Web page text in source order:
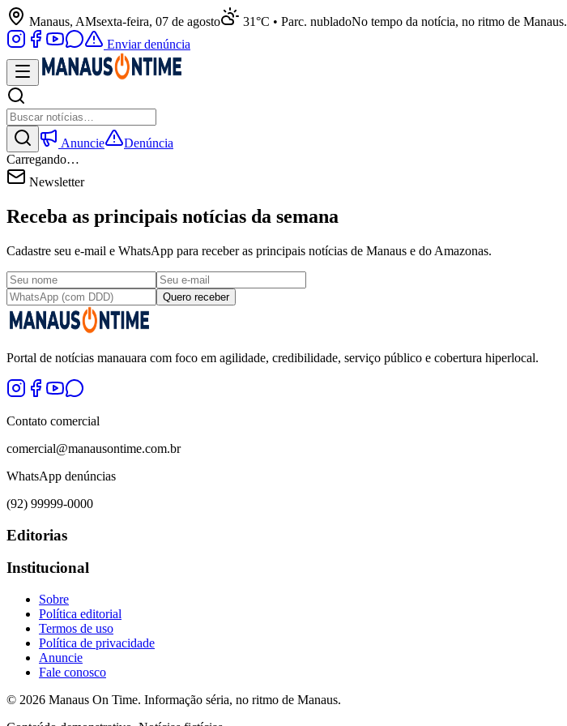
Manaus, AMsexta-feira, 07 de agosto 31°C • Parc. nubladoNo tempo da notícia, no ritmo de Manaus.
Enviar denúncia
Anuncie
Denúncia
Carregando…
Newsletter
Receba as principais notícias da semana
Cadastre seu e-mail e WhatsApp para receber as principais notícias de Manaus e do Amazonas.
Quero receber
Portal de notícias manauara com foco em agilidade, credibilidade, serviço público e cobertura hiperlocal.
Contato comercial
comercial@manausontime.com.br
WhatsApp denúncias
(92) 99999-0000
Editorias
Institucional
Sobre
Política editorial
Termos de uso
Política de privacidade
Anuncie
Fale conosco
© 2026 Manaus On Time. Informação séria, no ritmo de Manaus.